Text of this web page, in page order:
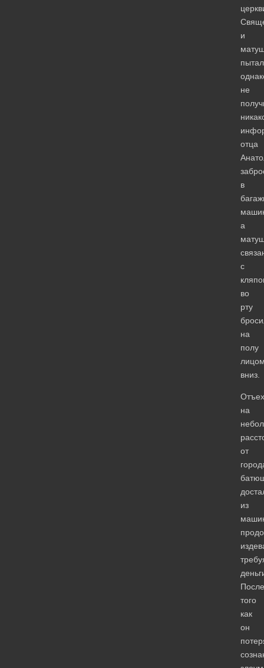
и
не
отца
в
а
с
во
рту
на
полу
вниз.
на
от
из
После
того
как
он